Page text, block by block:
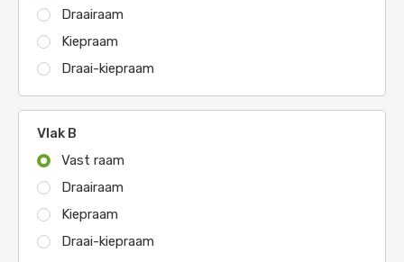
Draairaam
Kiepraam
Draai-kiepraam
Vlak B
Vast raam
Draairaam
Kiepraam
Draai-kiepraam